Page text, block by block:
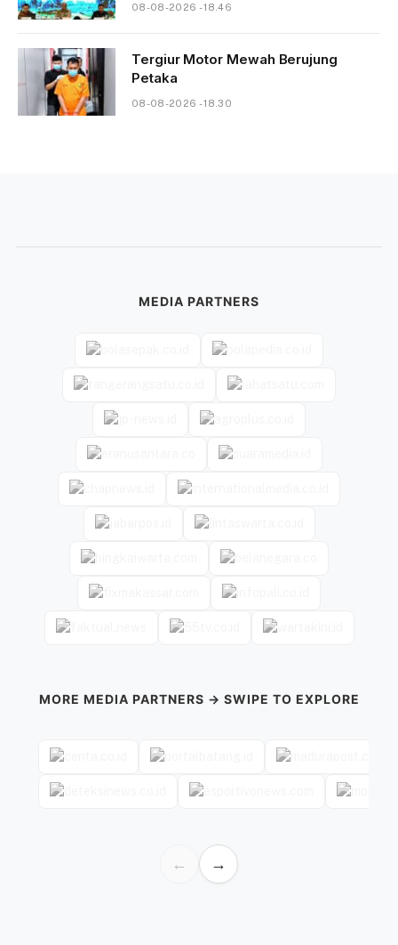
08-08-2026 - 18.46
Tergiur Motor Mewah Berujung
Petaka
08-08-2026 - 18.30
MEDIA PARTNERS
MORE MEDIA PARTNERS → SWIPE TO EXPLORE
← →